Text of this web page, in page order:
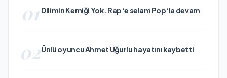
01 Dilimin Kemiği Yok. Rap ‘e selam Pop ‘la devam
02Ünlü oyuncu Ahmet Uğurlu hayatını kaybetti